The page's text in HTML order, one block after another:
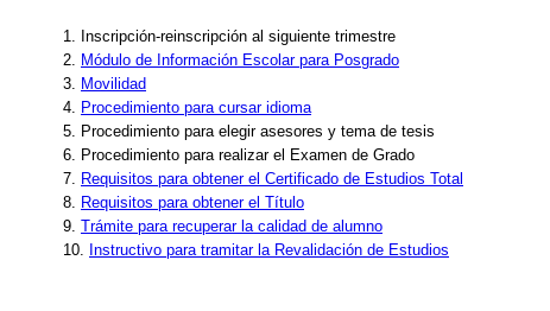
1. Inscripción-reinscripción al siguiente trimestre
2. Módulo de Información Escolar para Posgrado
3. Movilidad
4. Procedimiento para cursar idioma
5. Procedimiento para elegir asesores y tema de tesis
6. Procedimiento para realizar el Examen de Grado
7. Requisitos para obtener el Certificado de Estudios Total
8. Requisitos para obtener el Título
9. Trámite para recuperar la calidad de alumno
10. Instructivo para tramitar la Revalidación de Estudios